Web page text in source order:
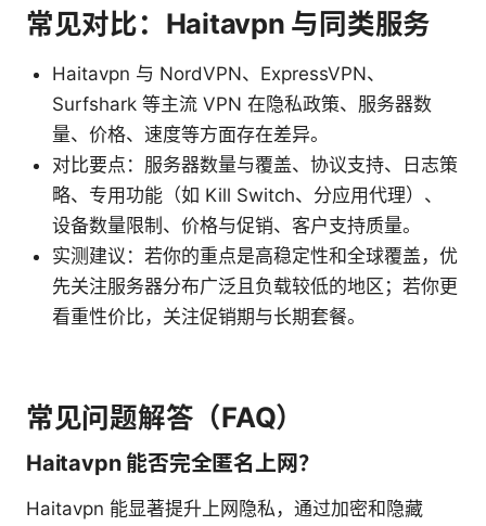
常见对比：Haitavpn 与同类服务
Haitavpn 与 NordVPN、ExpressVPN、
Surfshark 等主流 VPN 在隐私政策、服务器数
量、价格、速度等方面存在差异。
对比要点：服务器数量与覆盖、协议支持、日志策
略、专用功能（如 Kill Switch、分应用代理）、
设备数量限制、价格与促销、客户支持质量。
实测建议：若你的重点是高稳定性和全球覆盖，优
先关注服务器分布广泛且负载较低的地区；若你更
看重性价比，关注促销期与长期套餐。
常见问题解答（FAQ）
Haitavpn 能否完全匿名上网？
Haitavpn 能显著提升上网隐私，通过加密和隐藏